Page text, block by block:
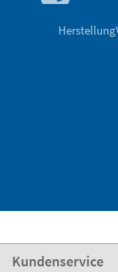
Herstellung
Kundenservice